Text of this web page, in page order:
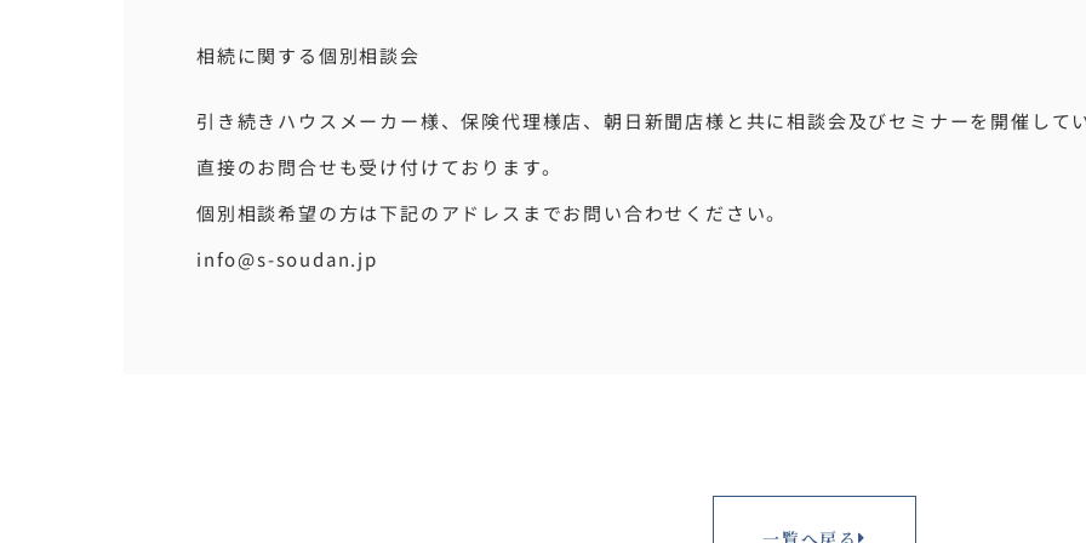
相続に関する個別相談会
引き続きハウスメーカー様、保険代理様店、朝日新聞店様と共に相談会及びセミナーを開催してい
直接のお問合せも受け付けております。
個別相談希望の方は下記のアドレスまでお問い合わせください。
info@s-soudan.jp
一覧へ戻る